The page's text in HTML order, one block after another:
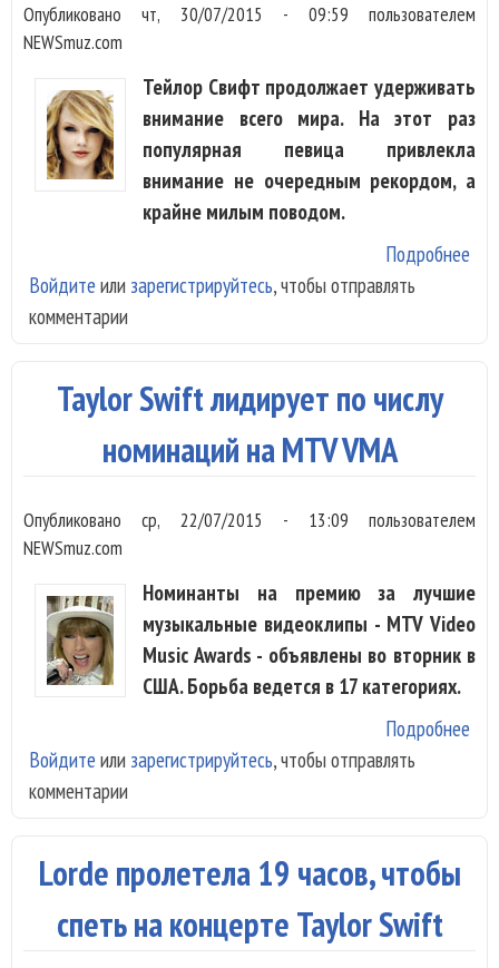
Опубликованочт, 30/07/2015 - 09:59 пользователем
NEWSmuz.com
Тейлор Свифт продолжает удерживать
внимание всего мира. На этот раз
популярная певица привлекла
внимание не очередным рекордом, а
крайне милым поводом.
Подробнее
Войдите или зарегистрируйтесь, чтобы отправлять
комментарии
Taylor Swift лидирует по числу
номинаций на MTV VMA
Опубликованоср, 22/07/2015 - 13:09 пользователем
NEWSmuz.com
Номинанты на премию за лучшие
музыкальные видеоклипы - MTV Video
Music Awards - объявлены во вторник в
США. Борьба ведется в 17 категориях.
Подробнее
Войдите или зарегистрируйтесь, чтобы отправлять
комментарии
Lorde пролетела 19 часов, чтобы
спеть на концерте Taylor Swift